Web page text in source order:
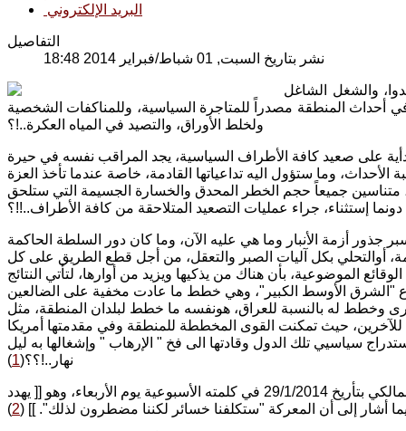
البريد الإلكتروني
التفاصيل
نشر بتاريخ السبت, 01 شباط/فبراير 2014 18:48
والشغل الشاغل
المنطقة مصدراً للمتاجرة السياسية، وللمناكفات الشخصية
ولخلط الأوراق، والتصيد في المياه العكرة..!؟
على صعيد كافة الأطراف السياسية، يجد المراقب نفسه في حيرة
وما ستؤول اليه تداعياتها القادمة، خاصة عندما تأخذ العزة
متناسين جميعاً حجم الخطر المحدق والخسارة الجسيمة التي ستلحق
دونما إستثناء، جراء عمليات التصعيد المتلاحقة من كافة الأطراف..!!؟
أزمة الأنبار وما هي عليه الآن، وما كان دور السلطة الحاكمة
أوالتحلي بكل آليات الصبر والتعقل، من أجل قطع الطريق على كل
الموضوعية، بأن هناك من يذكيها ويزيد من أوارها، لتأتي النتائج
"الشرق الأوسط الكبير"، وهي خطط ما عادت مخفية على الضالعين
وخطط له بالنسبة للعراق، هونفسه ما خطط لبلدان المنطقة، مثل
حيث تمكنت القوى المخططة للمنطقة وفي مقدمتها أمريكا
سياسيي تلك الدول وقادتها الى فخ " الإرهاب " وإشغالها به ليل
نهار..!؟؟(1
)
ومن هذا المنطلق، يمكن التوقف أمام تصريح رئيس الحكومة العراقية السيد نوري المالكي بتأريخ 29/1/2014 في كلمته الأسبوعية يوم الأربعاء، وهو [[ يهدد
أشار إلى أن المعركة "ستكلفنا خسائر لكننا مضطرون لذلك". ]] (2
)